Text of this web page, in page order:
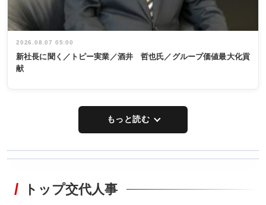
2026.08.07 05:00
新社長に聞く／トピー実業／酒井 哲也氏／グループ価値最大化貢
献
もっと読む
非鉄業界で
タックトレー
トップ交代人事